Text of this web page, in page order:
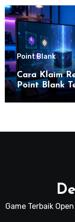
Point Blank
Cara Klaim
Point Blank
Game Terbaik